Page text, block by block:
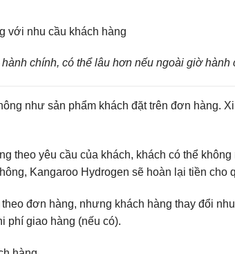
với nhu cầu khách hàng
chính, có thể lâu hơn nếu ngoài giờ hành
như sản phẩm khách đặt trên đơn hàng.
theo yêu cầu của khách, khách có thể
Kangaroo Hydrogen sẽ hoàn lại tiền cho
đơn hàng, nhưng khách hàng thay đổi
phí giao hàng (nếu có).